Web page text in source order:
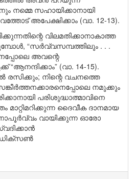
നമ്മെ സഹായിക്കാനായി
അപേക്ഷിക്കാം (വാ. 12-13).
വിലമതിക്കാനാകാത്ത
“സർവ്വസമ്പത്തിലും . . .
അവന്റെ
(വാ. 14-15).
രസിക്കും; നിന്റെ വചനത്തെ
നമുക്കും
പരിശുദ്ധാത്മാവിനെ
മാറ്റിമറിക്കുന്ന ദൈവീക ദാനമായ
വായിക്കുന്ന ഓരോ
ഡിക്സൺ